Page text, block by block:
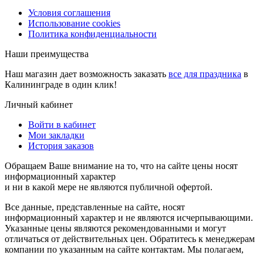
Условия соглашения
Использование cookies
Политика конфиденциальности
Наши преимущества
Наш магазин дает возможность заказать все для праздника в
Калининграде в один клик!
Личный кабинет
Войти в кабинет
Мои закладки
История заказов
Обращаем Ваше внимание на то, что на сайте цены носят
информационный характер
и ни в какой мере не являются публичной офертой.
Все данные, представленные на сайте, носят
информационный характер и не являются исчерпывающими.
Указанные цены являются рекомендованными и могут
отличаться от действительных цен. Обратитесь к менеджерам
компании по указанным на сайте контактам. Мы полагаем,